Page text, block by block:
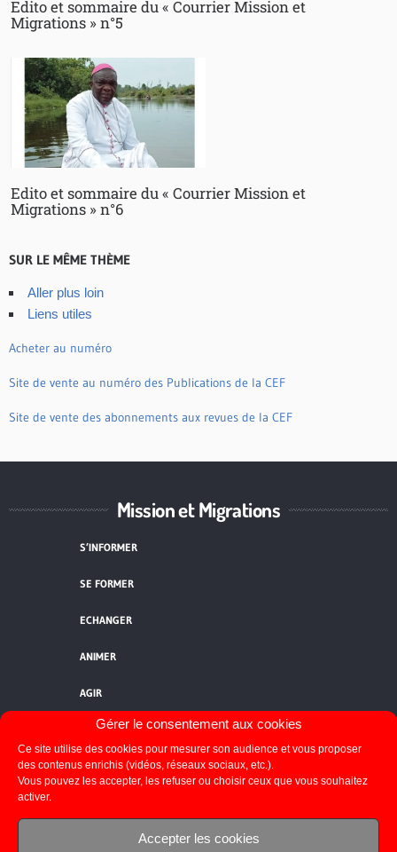
Gérer le consentement aux cookies
Ce site utilise des cookies pour mesurer son audience et vous proposer
des contenus enrichis (vidéos, réseaux sociaux, etc.).
Vous pouvez les accepter, les refuser ou choisir ceux que vous souhaitez
activer.
Accepter les cookies
Edito et sommaire du « Courrier Mission et
Migrations » n°5
Edito et sommaire du « Courrier Mission et
Migrations » n°6
SUR LE MÊME THÈME
Aller plus loin
Liens utiles
Acheter au numéro
Site de vente au numéro des Publications de la CEF
Site de vente des abonnements aux revues de la CEF
Mission et Migrations
S’INFORMER
SE FORMER
ECHANGER
ANIMER
AGIR
QUI SOMMES-NOUS ?
NOUS CONTACTER